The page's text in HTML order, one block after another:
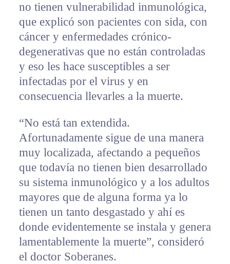
no tienen vulnerabilidad inmunológica,
que explicó son pacientes con sida, con
cáncer y enfermedades crónico-
degenerativas que no están controladas
y eso les hace susceptibles a ser
infectadas por el virus y en
consecuencia llevarles a la muerte.
“No está tan extendida.
Afortunadamente sigue de una manera
muy localizada, afectando a pequeños
que todavía no tienen bien desarrollado
su sistema inmunológico y a los adultos
mayores que de alguna forma ya lo
tienen un tanto desgastado y ahí es
donde evidentemente se instala y genera
lamentablemente la muerte”, consideró
el doctor Soberanes.